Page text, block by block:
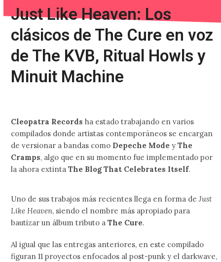
Just Like Heaven: Los
clásicos de The Cure en voz
de The KVB, Ritual Howls y
Minuit Machine
Cleopatra Records ha estado trabajando en varios
compilados donde artistas contemporáneos se encargan
de versionar a bandas como Depeche Mode yThe
Cramps, algo que en su momento fue implementado por
la ahora extintaThe Blog That Celebrates Itself.
Uno de sus trabajos más recientes llega en forma deJust
Like Heaven, siendo el nombre más apropiado para
bautizar un álbum tributo aThe Cure.
Al igual que las entregas anteriores, en este compilado
figuran 11 proyectos enfocados al post-punk y el darkwave,